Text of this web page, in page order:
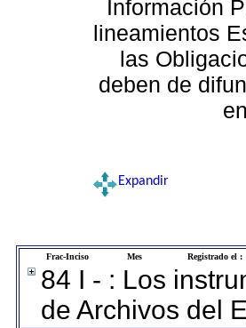
Información
lineamientos
las
deben de
Expandir
Frac-Inciso Mes Registrado el :
84 I - : Los
de Archivos del